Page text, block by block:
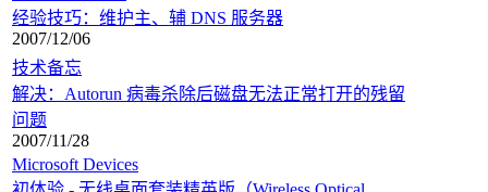
经验技巧：维护主、辅 DNS 服务器
2007/12/06
技术备忘
解决：Autorun 病毒杀除后磁盘无法正常打开的残留
问题
2007/11/28
Microsoft Devices